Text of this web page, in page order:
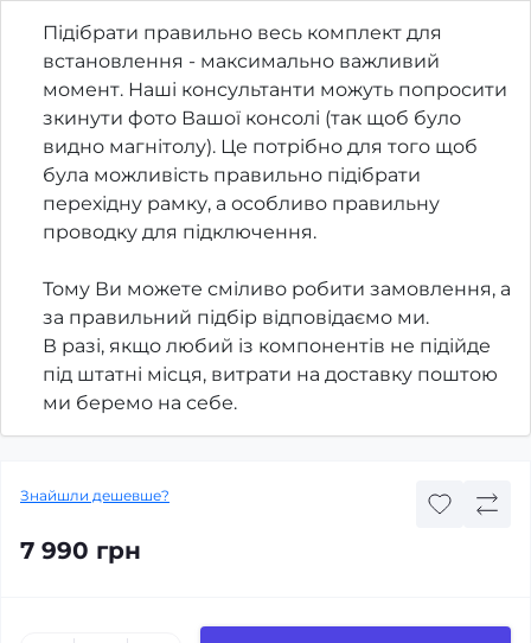
Підібрати правильно весь комплект для
встановлення - максимально важливий
момент. Наші консультанти можуть попросити
зкинути фото Вашої консолі (так щоб було
видно магнітолу). Це потрібно для того щоб
була можливість правильно підібрати
перехідну рамку, а особливо правильну
проводку для підключення.
Тому Ви можете сміливо робити замовлення, а
за правильний підбір відповідаємо ми.
В разі, якщо любий із компонентів не підійде
під штатні місця, витрати на доставку поштою
ми беремо на себе.
Знайшли дешевше?
7 990 грн